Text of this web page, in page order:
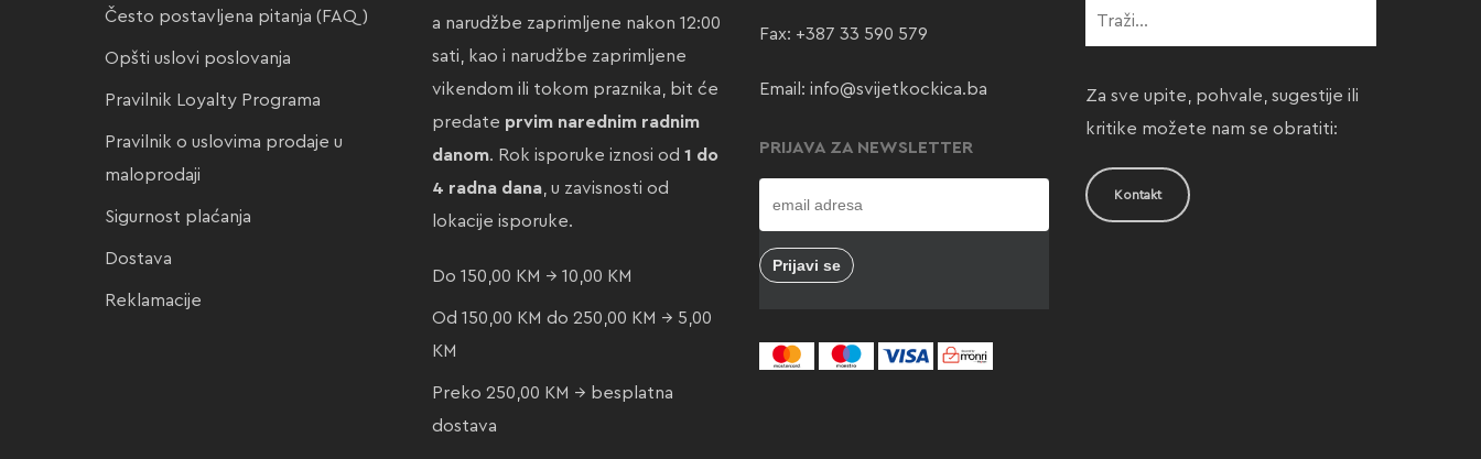
Često postavljena pitanja (FAQ)
Opšti uslovi poslovanja
Pravilnik Loyalty Programa
Pravilnik o uslovima prodaje u
maloprodaji
Sigurnost plaćanja
Dostava
Reklamacije
a narudžbe zaprimljene nakon 12:00
sati, kao i narudžbe zaprimljene
vikendom ili tokom praznika, bit će
predate prvim narednim radnim
danom. Rok isporuke iznosi od 1 do
4 radna dana, u zavisnosti od
lokacije isporuke.
Do 150,00 KM → 10,00 KM
Od 150,00 KM do 250,00 KM → 5,00
KM
Preko 250,00 KM → besplatna
dostava
Fax: +387 33 590 579
Email: info@svijetkockica.ba
PRIJAVA ZA NEWSLETTER
Za sve upite, pohvale, sugestije ili
kritike možete nam se obratiti:
Kontakt